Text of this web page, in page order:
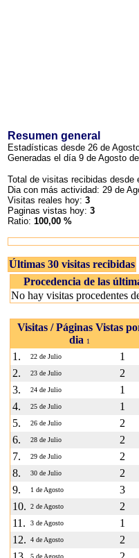
Resumen general
Estadísticas desde 26 de
Generadas el día 9 de Agosto
Total de visitas recibidas desde
Dia con más actividad: 29 de
Visitas reales hoy: 3
Paginas vistas hoy: 3
Ratio: 100,00 %
Últimas 30 visitas recibidas
Procedencia de las
No hay visitas procedentes
Visitas / Páginas Vistas
dia 1
1. 22 de Julio 1
2.
23 de Julio 2
3.
24 de Julio 1
4.
25 de Julio 1
5.
26 de Julio 2
6.
28 de Julio 2
7.
29 de Julio 2
8.
30 de Julio 2
9.
1 de Agosto 3
10.
2 de Agosto 2
11.
3 de Agosto 1
12.
4 de Agosto 2
5 de Agosto